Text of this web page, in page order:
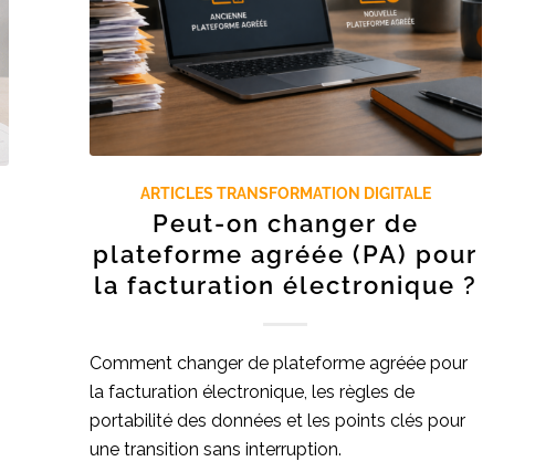
ARTICLES TRANSFORMATION DIGITALE
Peut-on changer de
plateforme agréée (PA) pour
la facturation électronique ?
Comment changer de plateforme agréée pour
la facturation électronique, les règles de
portabilité des données et les points clés pour
une transition sans interruption.